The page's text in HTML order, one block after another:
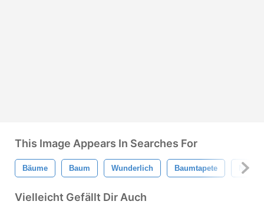
This Image Appears In Searches For
Bäume Baum Wunderlich Baumtapete Natur
Vielleicht Gefällt Dir Auch